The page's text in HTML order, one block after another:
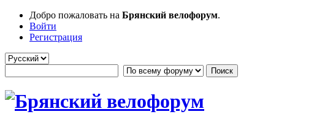
Добро пожаловать на Брянский велофорум.
Войти
Регистрация